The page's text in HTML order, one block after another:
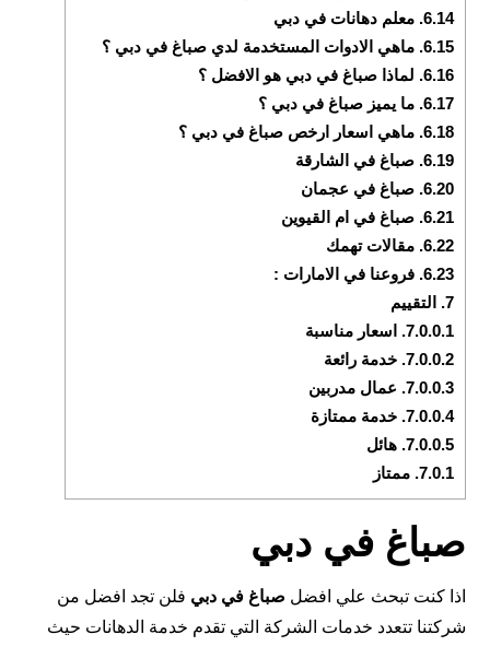
6.14. معلم دهانات في دبي
6.15. ماهي الادوات المستخدمة لدي صباغ في دبي ؟
6.16. لماذا صباغ في دبي هو الافضل ؟
6.17. ما يميز صباغ في دبي ؟
6.18. ماهي اسعار ارخص صباغ في دبي ؟
6.19. صباغ في الشارقة
6.20. صباغ في عجمان
6.21. صباغ في ام القيوين
6.22. مقالات تهمك
6.23. فروعنا في الامارات :
7.
التقييم
7.0.0.1.
اسعار مناسبة
7.0.0.2. خدمة رائعة
7.0.0.3. عمال مدربين
7.0.0.4. خدمة ممتازة
7.0.0.5. هائل
7.0.1. ممتاز
صباغ في دبي
اذا كنت تبحث علي افضل صباغ في دبي فلن تجد افضل من
شركتنا تتعدد خدمات الشركة التي تقدم خدمة الدهانات حيث